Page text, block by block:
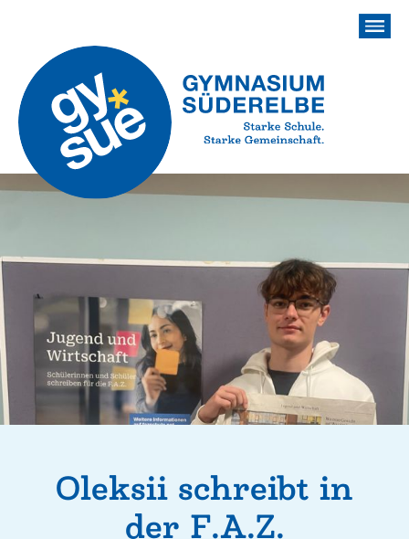
Oleksii schreibt in
der F.A.Z.